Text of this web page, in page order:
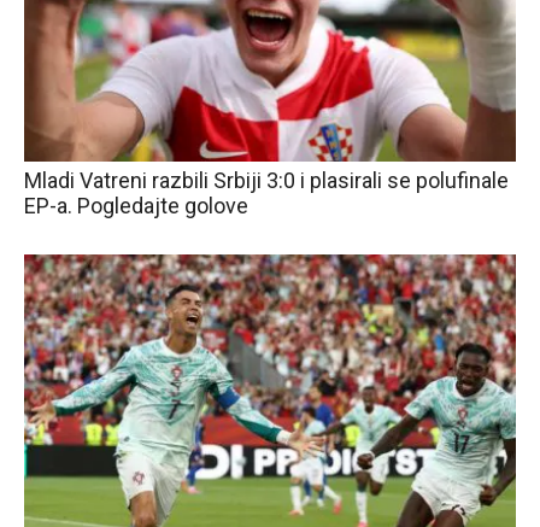
Mladi Vatreni razbili Srbiji 3:0 i plasirali se polufinale
EP-a. Pogledajte golove